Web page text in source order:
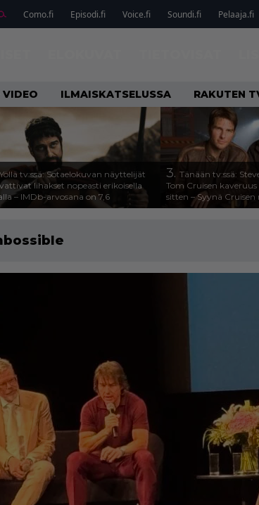
Como.fi Episodi.fi Voice.fi Soundi.fi Pelaaja.fi
VIDEO ILMAISKATSELUSSA RAKUTEN
Yöllä tv:ssä: Sotaelokuvan näyttelijät
lihakset nopeasti erikoisella
– IMDb-arvosana on 7,6
3. Tänään tv:ssä:
Tom Cruisen
sitten – Syynä Cruisen